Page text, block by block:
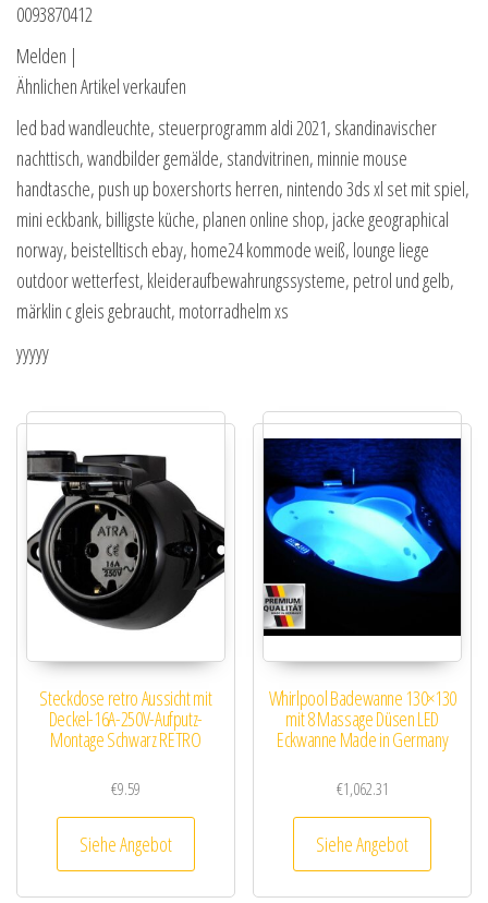
0093870412
Melden |
Ähnlichen Artikel verkaufen
led bad wandleuchte, steuerprogramm aldi 2021, skandinavischer
nachttisch, wandbilder gemälde, standvitrinen, minnie mouse
handtasche, push up boxershorts herren, nintendo 3ds xl set mit spiel,
mini eckbank, billigste küche, planen online shop, jacke geographical
norway, beistelltisch ebay, home24 kommode weiß, lounge liege
outdoor wetterfest, kleideraufbewahrungssysteme, petrol und gelb,
märklin c gleis gebraucht, motorradhelm xs
yyyyy
Steckdose retro Aussicht mit
Deckel-16A-250V-Aufputz-
Montage Schwarz RETRO
€9.59
Siehe Angebot
Whirlpool Badewanne 130×130
mit 8 Massage Düsen LED
Eckwanne Made in Germany
€1,062.31
Siehe Angebot